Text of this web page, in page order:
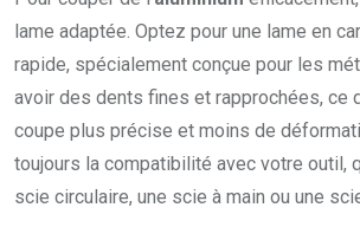
lame adaptée. Optez pour une lame en
rapide, spécialement conçue pour les
avoir des dents fines et rapprochées, ce
coupe plus précise et moins de
toujours la compatibilité avec votre outil,
scie circulaire, une scie à main ou une